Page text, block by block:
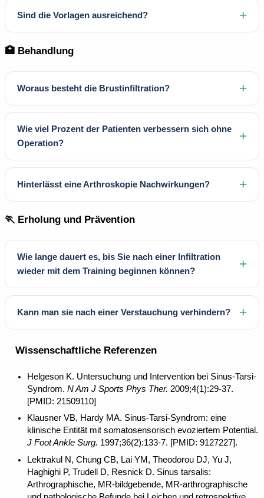
Sind die Vorlagen ausreichend?
🏥 Behandlung
Woraus besteht die Brustinfiltration?
Wie viel Prozent der Patienten verbessern sich ohne
Operation?
Hinterlässt eine Arthroskopie Nachwirkungen?
🏃 Erholung und Prävention
Wie lange dauert es, bis Sie nach einer Infiltration
wieder mit dem Training beginnen können?
Kann man sie nach einer Verstauchung verhindern?
Wissenschaftliche Referenzen
Helgeson K. Untersuchung und Intervention bei Sinus-Tarsi-
Syndrom. N Am J Sports Phys Ther. 2009;4(1):29-37.
[PMID: 21509110]
Klausner VB, Hardy MA. Sinus-Tarsi-Syndrom: eine
klinische Entität mit somatosensorisch evoziertem Potential.
J Foot Ankle Surg. 1997;36(2):133-7. [PMID: 9127227].
Lektrakul N, Chung CB, Lai YM, Theodorou DJ, Yu J,
Haghighi P, Trudell D, Resnick D. Sinus tarsalis:
Arthrographische, MR-bildgebende, MR-arthrographische